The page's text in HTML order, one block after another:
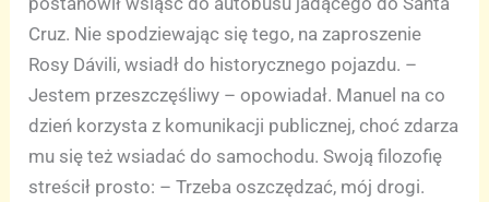
Cruz. Nie spodziewając się tego, na zaproszenie
Rosy Dávili, wsiadł do historycznego pojazdu. –
Jestem przeszczęśliwy – opowiadał. Manuel na co
dzień korzysta z komunikacji publicznej, choć zdarza
mu się też wsiadać do samochodu. Swoją filozofię
streścił prosto: – Trzeba oszczędzać, mój drogi.